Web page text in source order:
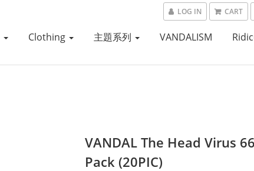
LOG IN CART
Clothing 主題系列 VANDALISM
VANDAL The Head Virus
Pack (20PIC)